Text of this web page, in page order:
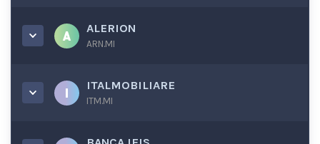
ALERION
ARN.MI
ITALMOBILIARE
ITM.MI